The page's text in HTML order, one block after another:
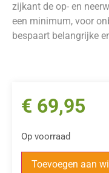
zijkant de op- en
een minimum, voor
bespaart belangrijke
€ 69,95
Op voorraad
Toevoegen aan